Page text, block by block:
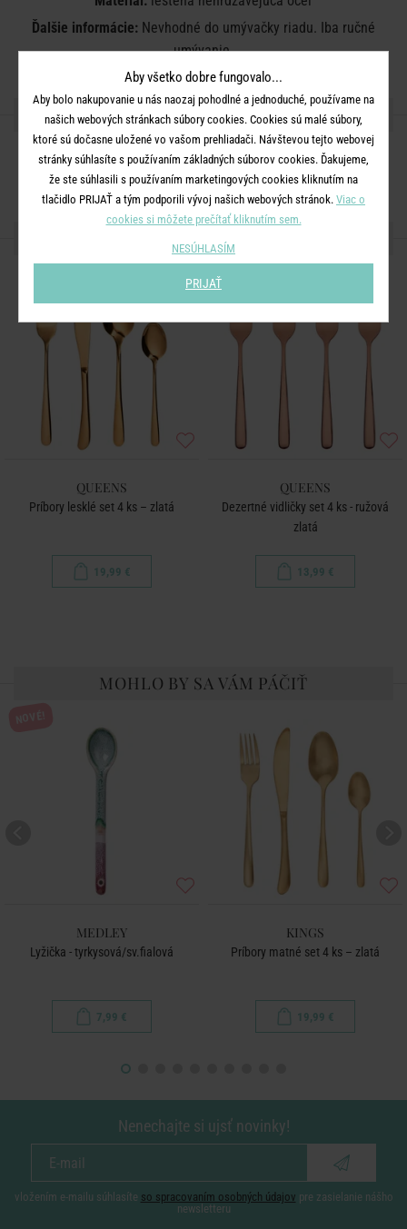
Ďalšie informácie: Nevhodné do umývačky riadu. Iba ručné
umývanie.
ZDIEĽAJTE S PRIATEĽMI
ĎALŠIE PRODUKTY ZO SÉRIE
QUEENS
Príbory lesklé set 4 ks – zlatá
19,99 €
QUEENS
Dezertné vidličky set 4 ks - ružová
zlatá
13,99 €
MOHLO BY SA VÁM PÁČIŤ
MEDLEY
Lyžička - tyrkysová/sv.fialová
7,99 €
KINGS
Príbory matné set 4 ks – zlatá
19,99 €
Nenechajte si ujsť novinky!
vložením e-mailu súhlasíte so spracovaním osobných údajov pre zasielanie nášho
newsletteru
Aby všetko dobre fungovalo...
Aby bolo nakupovanie u nás naozaj pohodlné a jednoduché, používame na
našich webových stránkach súbory cookies. Cookies sú malé súbory,
ktoré sú dočasne uložené vo vašom prehliadači. Návštevou tejto webovej
stránky súhlasíte s používaním základných súborov cookies. Ďakujeme,
že ste súhlasili s používaním marketingových cookies kliknutím na
tlačidlo PRIJAŤ a tým podporili vývoj našich webových stránok. Viac o
cookies si môžete prečítať kliknutím sem.
NESÚHLASÍM
PRIJAŤ